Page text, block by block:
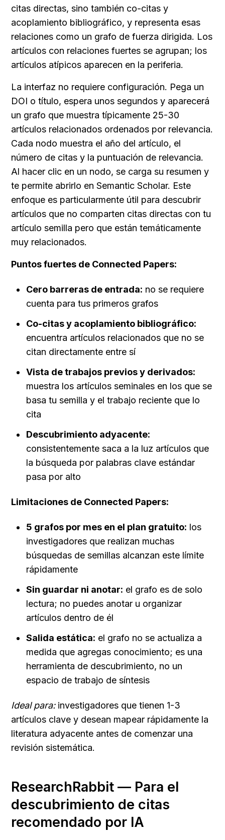
citas directas, sino también co-citas y
acoplamiento bibliográfico, y representa esas
relaciones como un grafo de fuerza dirigida. Los
artículos con relaciones fuertes se agrupan; los
artículos atípicos aparecen en la periferia.
La interfaz no requiere configuración. Pega un
DOI o título, espera unos segundos y aparecerá
un grafo que muestra típicamente 25-30
artículos relacionados ordenados por relevancia.
Cada nodo muestra el año del artículo, el
número de citas y la puntuación de relevancia.
Al hacer clic en un nodo, se carga su resumen y
te permite abrirlo en Semantic Scholar. Este
enfoque es particularmente útil para descubrir
artículos que no comparten citas directas con tu
artículo semilla pero que están temáticamente
muy relacionados.
Puntos fuertes de Connected Papers:
Cero barreras de entrada: no se requiere
cuenta para tus primeros grafos
Co-citas y acoplamiento bibliográfico:
encuentra artículos relacionados que no se
citan directamente entre sí
Vista de trabajos previos y derivados:
muestra los artículos seminales en los que se
basa tu semilla y el trabajo reciente que lo
cita
Descubrimiento adyacente:
consistentemente saca a la luz artículos que
la búsqueda por palabras clave estándar
pasa por alto
Limitaciones de Connected Papers:
5 grafos por mes en el plan gratuito: los
investigadores que realizan muchas
búsquedas de semillas alcanzan este límite
rápidamente
Sin guardar ni anotar: el grafo es de solo
lectura; no puedes anotar u organizar
artículos dentro de él
Salida estática: el grafo no se actualiza a
medida que agregas conocimiento; es una
herramienta de descubrimiento, no un
espacio de trabajo de síntesis
Ideal para: investigadores que tienen 1-3
artículos clave y desean mapear rápidamente la
literatura adyacente antes de comenzar una
revisión sistemática.
ResearchRabbit — Para el
descubrimiento de citas
recomendado por IA